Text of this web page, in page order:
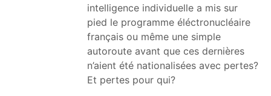
intelligence individuelle a mis sur
pied le programme éléctronucléaire
français ou même une simple
autoroute avant que ces dernières
n’aient été nationalisées avec pertes?
Et pertes pour qui?